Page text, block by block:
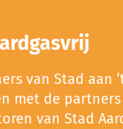
van Stad aan
met de
van Stad